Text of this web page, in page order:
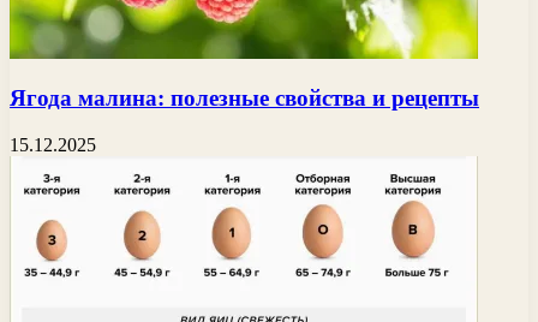
Ягода малина: полезные свойства и рецепты
15.12.2025